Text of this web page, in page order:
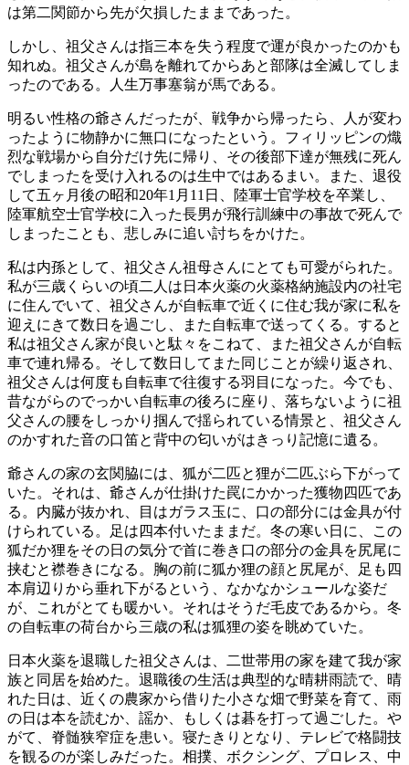
は第二関節から先が欠損したままであった。
しかし、祖父さんは指三本を失う程度で運が良かったのかも
知れぬ。祖父さんが島を離れてからあと部隊は全滅してしま
ったのである。人生万事塞翁が馬である。
明るい性格の爺さんだったが、戦争から帰ったら、人が変わ
ったように物静かに無口になったという。フィリッピンの熾
烈な戦場から自分だけ先に帰り、その後部下達が無残に死ん
でしまったを受け入れるのは生中ではあるまい。また、退役
して五ヶ月後の昭和20年1月11日、陸軍士官学校を卒業し、
陸軍航空士官学校に入った長男が飛行訓練中の事故で死んで
しまったことも、悲しみに追い討ちをかけた。
私は内孫として、祖父さん祖母さんにとても可愛がられた。
私が三歳くらいの頃二人は日本火薬の火薬格納施設内の社宅
に住んでいて、祖父さんが自転車で近くに住む我が家に私を
迎えにきて数日を過ごし、また自転車で送ってくる。すると
私は祖父さん家が良いと駄々をこねて、また祖父さんが自転
車で連れ帰る。そして数日してまた同じことが繰り返され、
祖父さんは何度も自転車で往復する羽目になった。今でも、
昔ながらのでっかい自転車の後ろに座り、落ちないように祖
父さんの腰をしっかり掴んで揺られている情景と、祖父さん
のかすれた音の口笛と背中の匂いがはきっり記憶に遺る。
爺さんの家の玄関脇には、狐が二匹と狸が二匹ぶら下がって
いた。それは、爺さんが仕掛けた罠にかかった獲物四匹であ
る。内臓が抜かれ、目はガラス玉に、口の部分には金具が付
けられている。足は四本付いたままだ。冬の寒い日に、この
狐だか狸をその日の気分で首に巻き口の部分の金具を尻尾に
挟むと襟巻きになる。胸の前に狐か狸の顔と尻尾が、足も四
本肩辺りから垂れ下がるという、なかなかシュールな姿だ
が、これがとても暖かい。それはそうだ毛皮であるから。冬
の自転車の荷台から三歳の私は狐狸の姿を眺めていた。
日本火薬を退職した祖父さんは、二世帯用の家を建て我が家
族と同居を始めた。退職後の生活は典型的な晴耕雨読で、晴
れた日は、近くの農家から借りた小さな畑で野菜を育て、雨
の日は本を読むか、謡か、もしくは碁を打って過ごした。や
がて、脊髄狭窄症を患い。寝たきりとなり、テレビで格闘技
を観るのが楽しみだった。相撲、ボクシング、プロレス、中